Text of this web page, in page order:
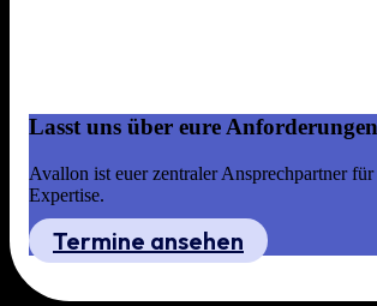
Lasst uns über eure
Avallon ist euer zentraler Ansprechpartner
Expertise.
Termine ansehen